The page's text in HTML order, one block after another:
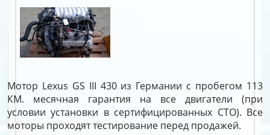
Мотор Lexus GS III 430 из Германии с пробегом 113
КМ. месячная гарантия на все двигатели (при
условии установки в сертифицированных СТО). Все
моторы проходят тестирование перед продажей.